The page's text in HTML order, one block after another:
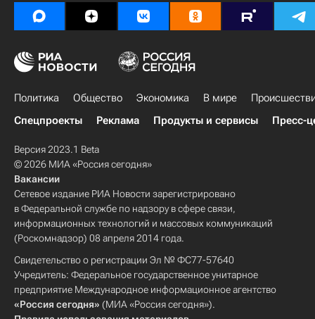
Политика Общество Экономика В мире
Спецпроекты
Реклама Продукты и сервисы Пресс-
Версия 2023.1 Beta
© 2026 МИА «Россия сегодня»
Вакансии
Сетевое издание РИА Новости зарегистрировано
в Федеральной службе по надзору в сфере связи,
информационных технологий и массовых коммуникаций
(Роскомнадзор) 08 апреля 2014 года.
Свидетельство о регистрации Эл № ФС77-57640
Учредитель: Федеральное государственное унитарное
предприятие Международное информационное агентство
«Россия сегодня» (МИА «Россия сегодня»).